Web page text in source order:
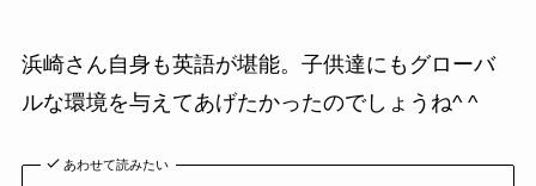
浜崎さん自身も英語が堪能。子供達にもグローバ
ルな環境を与えてあげたかったのでしょうね^ ^
あわせて読みたい